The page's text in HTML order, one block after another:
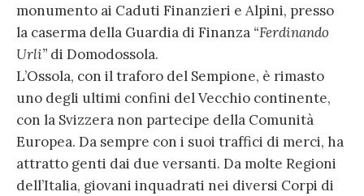
monumento ai Caduti Finanzieri e Alpini, presso
la caserma della Guardia di Finanza “Ferdinando
Urli” di Domodossola.
L’Ossola, con il traforo del Sempione, è rimasto
uno degli ultimi confini del Vecchio continente,
con la Svizzera non partecipe della Comunità
Europea. Da sempre con i suoi traffici di merci, ha
attratto genti dai due versanti. Da molte Regioni
dell’Italia, giovani inquadrati nei diversi Corpi di